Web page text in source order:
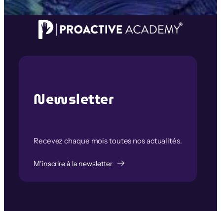
Newsletter
Recevez chaque mois toutes nos actualités.
M’inscrire à la newsletter